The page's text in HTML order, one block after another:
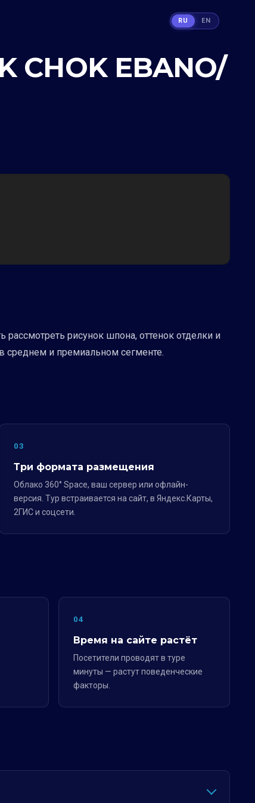
CHOK EBANO/
рассмотреть рисунок шпона, оттенок отделки и
среднем и премиальном сегменте.
03
Три формата размещения
Облако 360° Space, ваш сервер или офлайн-
версия. Тур встраивается на сайт, в Яндекс.Карты,
2ГИС и соцсети.
04
Время на сайте растёт
Посетители проводят в туре
минуты — растут поведенческие
факторы.
RU EN